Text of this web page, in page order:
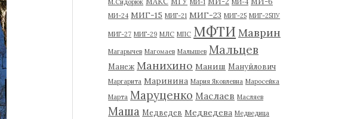
МИ-24 МИГ-15 МИГ-21 МИГ-23 МИГ-25 МИГ-25ПУ
МИГ-27 МИГ-29 МЛС МПС МФТИ Маврин
Магарычев Магомаев Малышев Мальцев
Манеж Манихино Маниш Мануйлович
Маргарита Маринина Мария Яковлевна Маросейка
Марта Маруценко Маслаев Масляев
Маша Медведев Медведева Медведица